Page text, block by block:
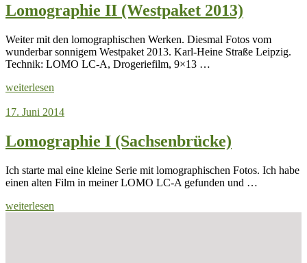
Lomographie II (Westpaket 2013)
Weiter mit den lomographischen Werken. Diesmal Fotos vom
wunderbar sonnigem Westpaket 2013. Karl-Heine Straße Leipzig.
Technik: LOMO LC-A, Drogeriefilm, 9×13 …
weiterlesen
17. Juni 2014
Lomographie I (Sachsenbrücke)
Ich starte mal eine kleine Serie mit lomographischen Fotos. Ich habe
einen alten Film in meiner LOMO LC-A gefunden und …
weiterlesen